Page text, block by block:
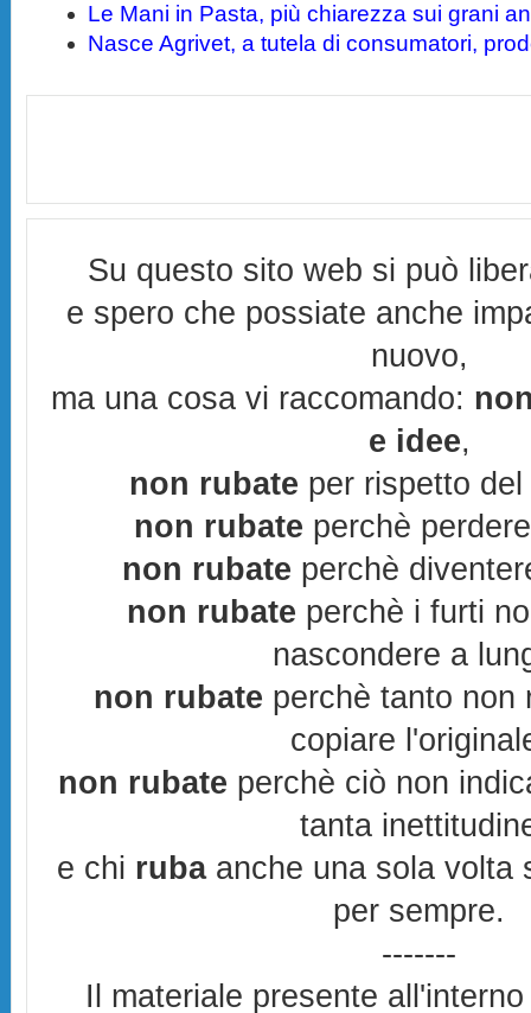
Le Mani in Pasta, più chiarezza sui grani
Nasce Agrivet, a tutela di consumatori,
Su questo sito web si può
e spero che possiate anche
nuovo,
ma una cosa vi raccomando:
e idee,
non rubate per rispetto
non rubate perchè
non rubate perchè
non rubate perchè i furti
nascondere a
non rubate perchè tanto non
copiare
non rubate perchè ciò non
tanta
e chi rubaanche una sola volta
per sempre.
-------
Il materiale presente